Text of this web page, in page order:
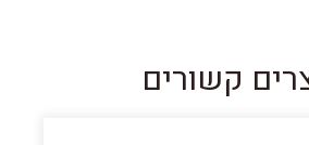
קשורים